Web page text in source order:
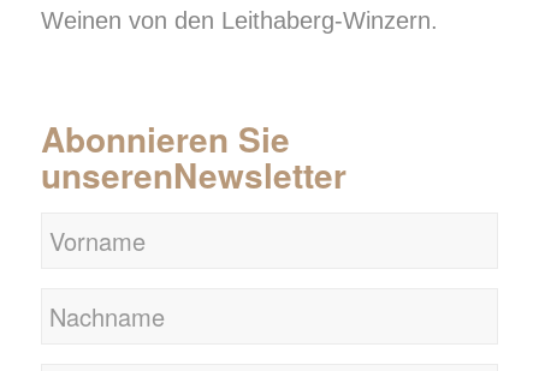
Weinen von den Leithaberg-Winzern.
Abonnieren Sie
unserenNewsletter
Vorname
Nachname